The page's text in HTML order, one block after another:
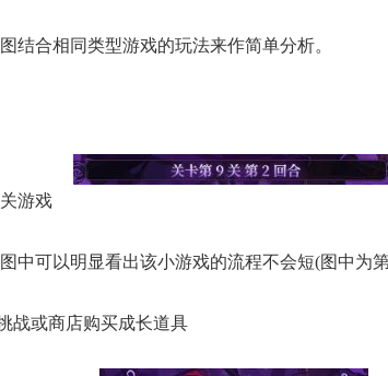
结合相同类型游戏的玩法来作简单分析。
游戏
中可以明显看出该小游戏的流程不会短(图中为
战或商店购买成长道具